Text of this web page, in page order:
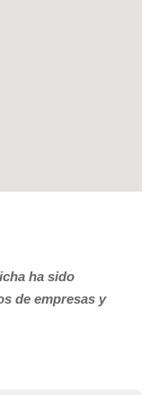
ha sido
de empresas y